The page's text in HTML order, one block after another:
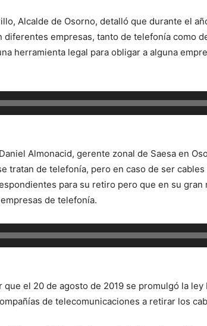
Alcalde de Osorno, detalló que durante el
diferentes empresas, tanto de telefonía como
herramienta legal para obligar a alguna
Almonacid, gerente zonal de Saesa en
tratan de telefonía, pero en caso de ser
para su retiro pero que en su gran
de telefonía.
que el 20 de agosto de 2019 se promulgó la ley
de telecomunicaciones a retirar los